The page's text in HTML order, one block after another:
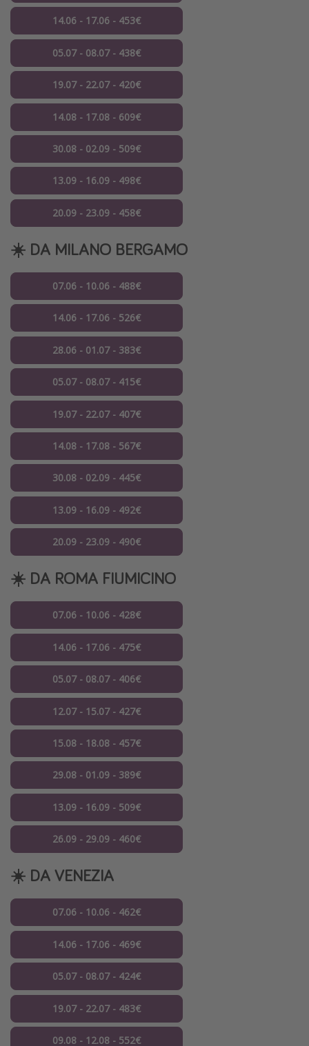
14.06 - 17.06 - 453€
05.07 - 08.07 - 438€
19.07 - 22.07 - 420€
14.08 - 17.08 - 609€
30.08 - 02.09 - 509€
13.09 - 16.09 - 498€
20.09 - 23.09 - 458€
☀️ DA MILANO BERGAMO
07.06 - 10.06 - 488€
14.06 - 17.06 - 526€
28.06 - 01.07 - 383€
05.07 - 08.07 - 415€
19.07 - 22.07 - 407€
14.08 - 17.08 - 567€
30.08 - 02.09 - 445€
13.09 - 16.09 - 492€
20.09 - 23.09 - 490€
☀️ DA ROMA FIUMICINO
07.06 - 10.06 - 428€
14.06 - 17.06 - 475€
05.07 - 08.07 - 406€
12.07 - 15.07 - 427€
15.08 - 18.08 - 457€
29.08 - 01.09 - 389€
13.09 - 16.09 - 509€
26.09 - 29.09 - 460€
☀️ DA VENEZIA
07.06 - 10.06 - 462€
14.06 - 17.06 - 469€
05.07 - 08.07 - 424€
19.07 - 22.07 - 483€
09.08 - 12.08 - 552€